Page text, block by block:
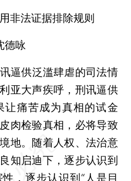
法证据排除规则
咏
供泛滥肆虐的司法情
亚大声疾呼，刑讯逼供
让痛苦成为真相的试金
肉检验真相，必将导致
地。随着人权、法治意
知启迪下，逐步认识到
，逐步认识到“人是目